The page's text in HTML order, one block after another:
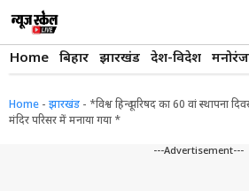
content
Home बिहार झारखंड देश-विदेश
Home - झारखंड - *विश्व हिन्दू परिषद का 60 वां स्थापना
मंदिर परिसर में मनाया गया *
---Advertisement---